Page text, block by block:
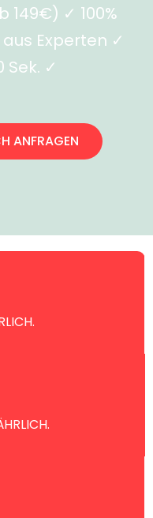
149€) ✓ 100%
Experten ✓
Sek. ✓
ANFRAGEN